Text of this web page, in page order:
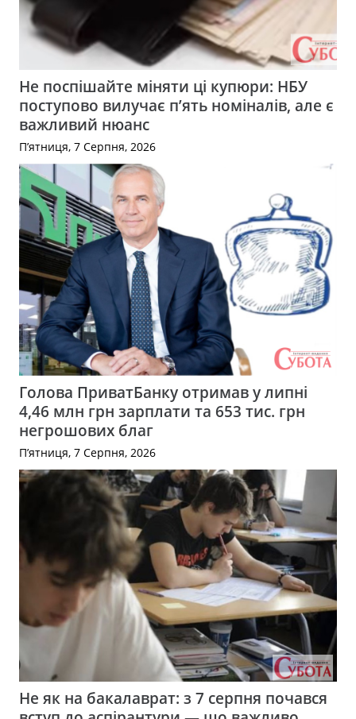
Не поспішайте міняти ці купюри: НБУ
поступово вилучає п’ять номіналів, але є
важливий нюанс
П’ятниця, 7 Серпня, 2026
Голова ПриватБанку отримав у липні
4,46 млн грн зарплати та 653 тис. грн
негрошових благ
П’ятниця, 7 Серпня, 2026
Не як на бакалаврат: з 7 серпня почався